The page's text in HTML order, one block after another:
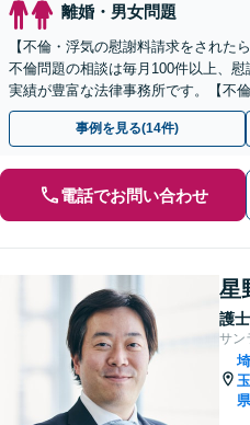
離婚・男女問題
【不倫・浮気の慰謝料請求をされた
不倫問題の相談は毎月100件以上、
実績が豊富な法律事務所です。【不
ご契約まで対応可/来所不要】
事例を見る(14件)
電話でお問い合わせ
星
護士
サン
埼
玉
県